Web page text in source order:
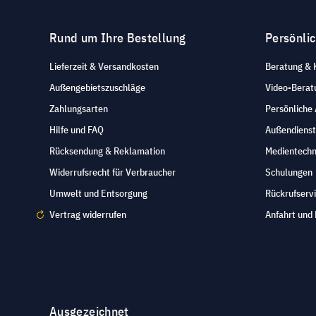
LogiLink
Logitech
Lumens
Manhattan
Microsoft
Rund um Ihre Bestellung
Lieferzeit & Versandkosten
Außengebietszuschläge
Zahlungsarten
Hilfe und FAQ
Rücksendung & Reklamation
Widerrufsrecht für Verbraucher
Umwelt und Entsorgung
Vertrag widerrufen
Beratung &
Video-
Schulungen
Anfahrt und
Ausgezeichnet